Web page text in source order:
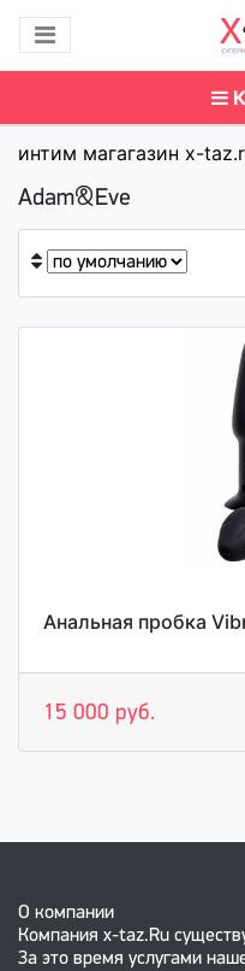
интим магагазин x-
Adam&Eve
Анальная пробка
15 000 руб.
О компании
Компания x-taz.Ru
За это время услугами